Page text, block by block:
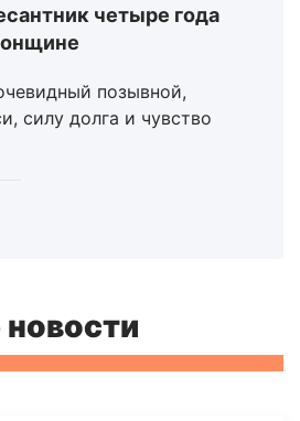
четыре года
позывной,
силу долга и чувство